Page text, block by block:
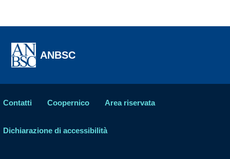
ANBSC
Contatti Coopernico Area riservata
Dichiarazione di accessibilità